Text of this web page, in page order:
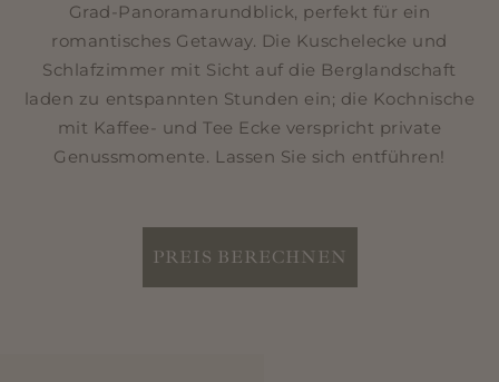
Grad-Panoramarundblick, perfekt für ein
romantisches Getaway. Die Kuschelecke und
Schlafzimmer mit Sicht auf die Berglandschaft
laden zu entspannten Stunden ein; die Kochnische
mit Kaffee- und Tee Ecke verspricht private
Genussmomente. Lassen Sie sich entführen!
PREIS BERECHNEN